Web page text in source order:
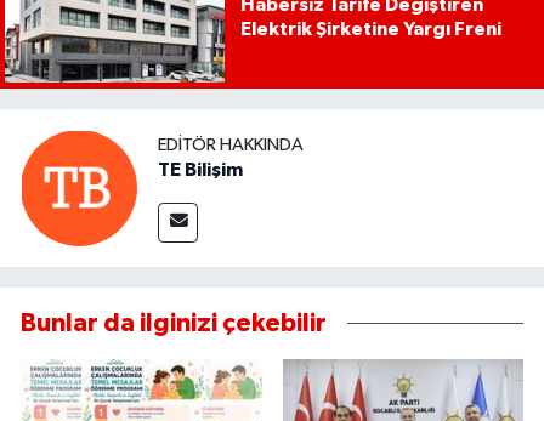
Habersiz Tarife Değiştiren
Elektrik Şirketine Yargı Freni
EDITÖR HAKKINDA
TE Bilişim
Bunlar da ilginizi çekebilir